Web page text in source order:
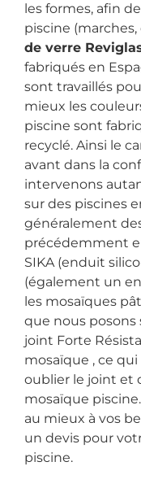
les formes, afin
piscine (marches,
de verre
fabriqués en
sont travaillés
mieux les
piscine sont
recyclé. Ainsi le
avant dans la
intervenons
sur des piscines
généralement
précédemment
SIKA (enduit
(également un
les mosaïques
que nous
joint Forte
mosaïque , ce
oublier le joint et
mosaïque
au mieux à vos
un devis pour
piscine.